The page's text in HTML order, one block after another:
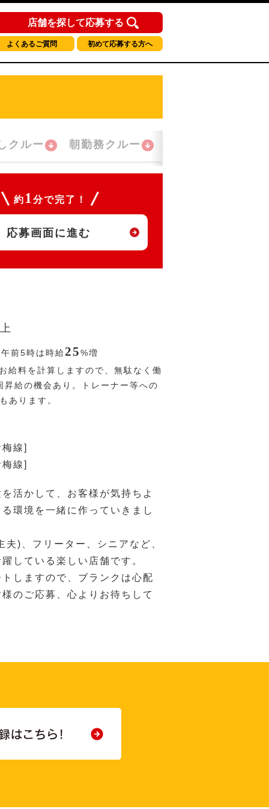
店舗を探して応募する
よくあるご質問 初めて応募する方へ
クルー 朝勤務クルー
約 1 分で完了！
応募画面に進む
前5時は時給25%増
給料を計算しますので、無駄なく働
昇給の機会あり。トレーナー等への
あります。
線]
線]
活かして、お客様が気持ちよ
環境を一緒に作っていきまし
夫)、フリーター、シニアなど、
している楽しい店舗です。
しますので、ブランクは心配
のご応募、心よりお待ちして